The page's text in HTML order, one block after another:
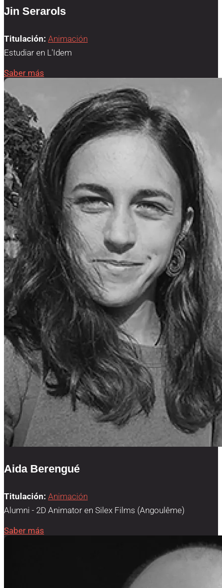
Jin Serarols
Titulación: Animación
Estudiar en L'Idem
Saber más
Aida Berengué
Titulación: Animación
Alumni - 2D Animator en Silex Films (Angoulême)
Saber más